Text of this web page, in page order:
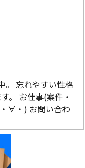
。 忘れやすい性格
。 お仕事(案件・
∀・) お問い合わ